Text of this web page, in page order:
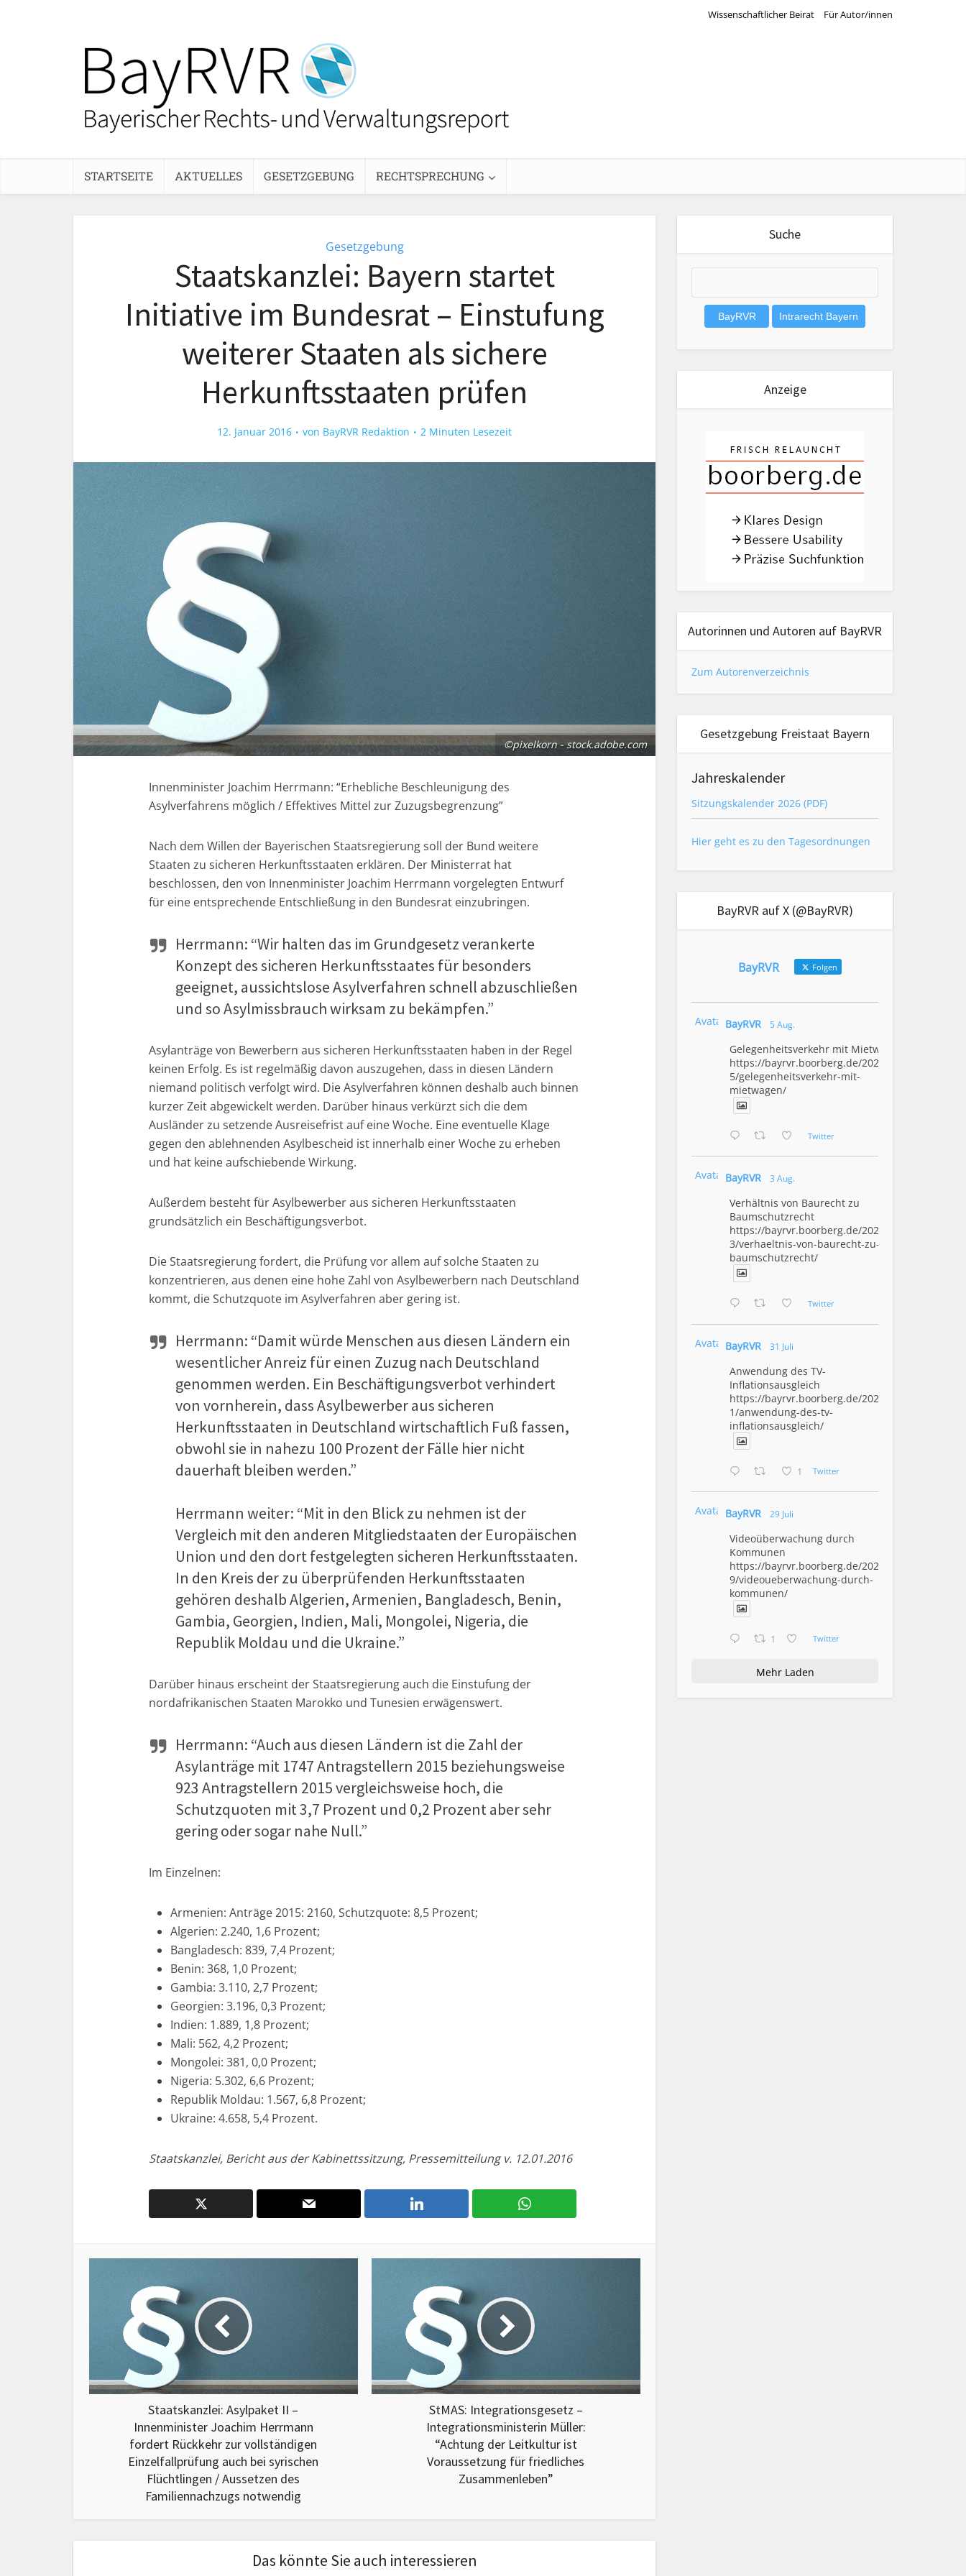
Wissenschaftlicher Beirat Für Autor/innen
STARTSEITE AKTUELLES GESETZGEBUNG RECHTSPRECHUNG
Gesetzgebung
Staatskanzlei: Bayern startet
Initiative im Bundesrat – Einstufung
weiterer Staaten als sichere
Herkunftsstaaten prüfen
12. Januar 2016 von BayRVR Redaktion 2 Minuten Lesezeit
©pixelkorn - stock.adobe.com
Innenminister Joachim Herrmann: “Erhebliche Beschleunigung des
Asylverfahrens möglich / Effektives Mittel zur Zuzugsbegrenzung”
Nach dem Willen der Bayerischen Staatsregierung soll der Bund weitere
Staaten zu sicheren Herkunftsstaaten erklären. Der Ministerrat hat
beschlossen, den von Innenminister Joachim Herrmann vorgelegten Entwurf
für eine entsprechende Entschließung in den Bundesrat einzubringen.
Herrmann: “Wir halten das im Grundgesetz verankerte
Konzept des sicheren Herkunftsstaates für besonders
geeignet, aussichtslose Asylverfahren schnell abzuschließen
und so Asylmissbrauch wirksam zu bekämpfen.”
Asylanträge von Bewerbern aus sicheren Herkunftsstaaten haben in der Regel
keinen Erfolg. Es ist regelmäßig davon auszugehen, dass in diesen Ländern
niemand politisch verfolgt wird. Die Asylverfahren können deshalb auch binnen
kurzer Zeit abgewickelt werden. Darüber hinaus verkürzt sich die dem
Ausländer zu setzende Ausreisefrist auf eine Woche. Eine eventuelle Klage
gegen den ablehnenden Asylbescheid ist innerhalb einer Woche zu erheben
und hat keine aufschiebende Wirkung.
Außerdem besteht für Asylbewerber aus sicheren Herkunftsstaaten
grundsätzlich ein Beschäftigungsverbot.
Die Staatsregierung fordert, die Prüfung vor allem auf solche Staaten zu
konzentrieren, aus denen eine hohe Zahl von Asylbewerbern nach Deutschland
kommt, die Schutzquote im Asylverfahren aber gering ist.
Herrmann: “Damit würde Menschen aus diesen Ländern ein
wesentlicher Anreiz für einen Zuzug nach Deutschland
genommen werden. Ein Beschäftigungsverbot verhindert
von vornherein, dass Asylbewerber aus sicheren
Herkunftsstaaten in Deutschland wirtschaftlich Fuß fassen,
obwohl sie in nahezu 100 Prozent der Fälle hier nicht
dauerhaft bleiben werden.”
Herrmann weiter: “Mit in den Blick zu nehmen ist der
Vergleich mit den anderen Mitgliedstaaten der Europäischen
Union und den dort festgelegten sicheren Herkunftsstaaten.
In den Kreis der zu überprüfenden Herkunftsstaaten
gehören deshalb Algerien, Armenien, Bangladesch, Benin,
Gambia, Georgien, Indien, Mali, Mongolei, Nigeria, die
Republik Moldau und die Ukraine.”
Darüber hinaus erscheint der Staatsregierung auch die Einstufung der
nordafrikanischen Staaten Marokko und Tunesien erwägenswert.
Herrmann: “Auch aus diesen Ländern ist die Zahl der
Asylanträge mit 1747 Antragstellern 2015 beziehungsweise
923 Antragstellern 2015 vergleichsweise hoch, die
Schutzquoten mit 3,7 Prozent und 0,2 Prozent aber sehr
gering oder sogar nahe Null.”
Im Einzelnen:
Armenien: Anträge 2015: 2160, Schutzquote: 8,5 Prozent;
Algerien: 2.240, 1,6 Prozent;
Bangladesch: 839, 7,4 Prozent;
Benin: 368, 1,0 Prozent;
Gambia: 3.110, 2,7 Prozent;
Georgien: 3.196, 0,3 Prozent;
Indien: 1.889, 1,8 Prozent;
Mali: 562, 4,2 Prozent;
Mongolei: 381, 0,0 Prozent;
Nigeria: 5.302, 6,6 Prozent;
Republik Moldau: 1.567, 6,8 Prozent;
Ukraine: 4.658, 5,4 Prozent.
Staatskanzlei, Bericht aus der Kabinettssitzung, Pressemitteilung v. 12.01.2016
Staatskanzlei: Asylpaket II –
Innenminister Joachim Herrmann
fordert Rückkehr zur vollständigen
Einzelfallprüfung auch bei syrischen
Flüchtlingen / Aussetzen des
Familiennachzugs notwendig
StMAS: Integrationsgesetz –
Integrationsministerin Müller:
“Achtung der Leitkultur ist
Voraussetzung für friedliches
Zusammenleben”
Das könnte Sie auch interessieren
Suche
Anzeige
Autorinnen und Autoren auf BayRVR
Zum Autorenverzeichnis
Gesetzgebung Freistaat Bayern
Jahreskalender
Sitzungskalender 2026 (PDF)
Hier geht es zu den Tagesordnungen
BayRVR auf X (@BayRVR)
BayRVR Folgen
Avatar BayRVR 5 Aug.
Gelegenheitsverkehr mit Mietwagen
https://bayrvr.boorberg.de/2026/08/0
5/gelegenheitsverkehr-mit-
mietwagen/
Twitter
Avatar BayRVR 3 Aug.
Verhältnis von Baurecht zu
Baumschutzrecht
https://bayrvr.boorberg.de/2026/08/0
3/verhaeltnis-von-baurecht-zu-
baumschutzrecht/
Twitter
Avatar BayRVR 31 Juli
Anwendung des TV-
Inflationsausgleich
https://bayrvr.boorberg.de/2026/07/3
1/anwendung-des-tv-
inflationsausgleich/
1 Twitter
Avatar BayRVR 29 Juli
Videoüberwachung durch
Kommunen
https://bayrvr.boorberg.de/2026/07/2
9/videoueberwachung-durch-
kommunen/
1 Twitter
Mehr Laden